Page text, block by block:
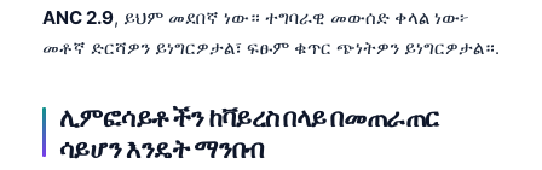
ANC 2.9, ይህም መደበኛ ነው። ተግባራዊ መውሰድ ቀላል ነው፦
መቶኛ ድርሻዎን ይነግርዎታል፣ ፍፁም ቁጥር ጭነትዎን ይነግርዎታል።.
ሊምፎሳይቶችን ከቫይረስ በላይ በመጠራጠር
ሳይሆን እንዴት ማንበብ